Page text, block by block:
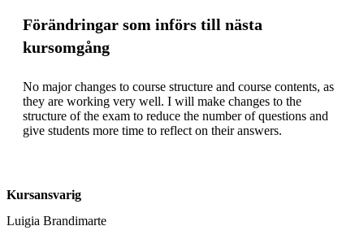
Förändringar som införs till nästa
kursomgång
No major changes to course structure and course contents, as
they are working very well. I will make changes to the
structure of the exam to reduce the number of questions and
give students more time to reflect on their answers.
Kursansvarig
Luigia Brandimarte